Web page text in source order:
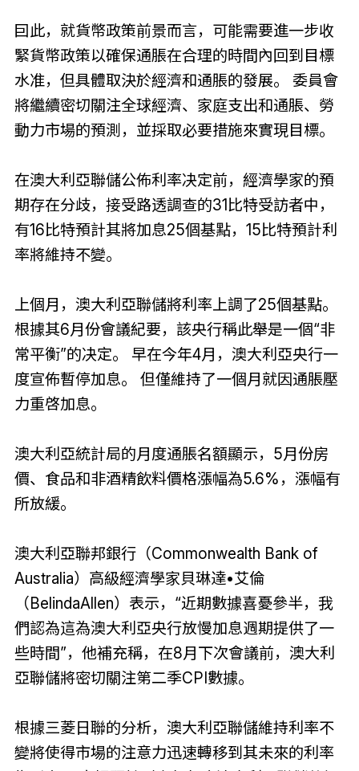
囙此，就貨幣政策前景而言，可能需要進一步收
緊貨幣政策以確保通脹在合理的時間內回到目標
水准，但具體取決於經濟和通脹的發展。 委員會
將繼續密切關注全球經濟、家庭支出和通脹、勞
動力市場的預測，並採取必要措施來實現目標。
在澳大利亞聯儲公佈利率决定前，經濟學家的預
期存在分歧，接受路透調查的31比特受訪者中，
有16比特預計其將加息25個基點，15比特預計利
率將維持不變。
上個月，澳大利亞聯儲將利率上調了25個基點。
根據其6月份會議紀要，該央行稱此舉是一個“非
常平衡”的决定。 早在今年4月，澳大利亞央行一
度宣佈暫停加息。 但僅維持了一個月就因通脹壓
力重啓加息。
澳大利亞統計局的月度通脹名額顯示，5月份房
價、食品和非酒精飲料價格漲幅為5.6%，漲幅有
所放緩。
澳大利亞聯邦銀行（Commonwealth Bank of
Australia）高級經濟學家貝琳達•艾倫
（BelindaAllen）表示，“近期數據喜憂參半，我
們認為這為澳大利亞央行放慢加息週期提供了一
些時間”，他補充稱，在8月下次會議前，澳大利
亞聯儲將密切關注第二季CPI數據。
根據三菱日聯的分析，澳大利亞聯儲維持利率不
變將使得市場的注意力迅速轉移到其未來的利率